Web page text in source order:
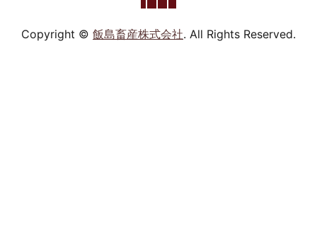
Copyright © 飯島畜産株式会社. All Rights Reserved.